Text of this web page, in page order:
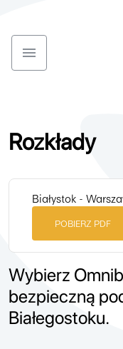
Rozkłady
Białystok -
POBIERZ PDF
Wybierz
bezpieczną
Białegostoku.